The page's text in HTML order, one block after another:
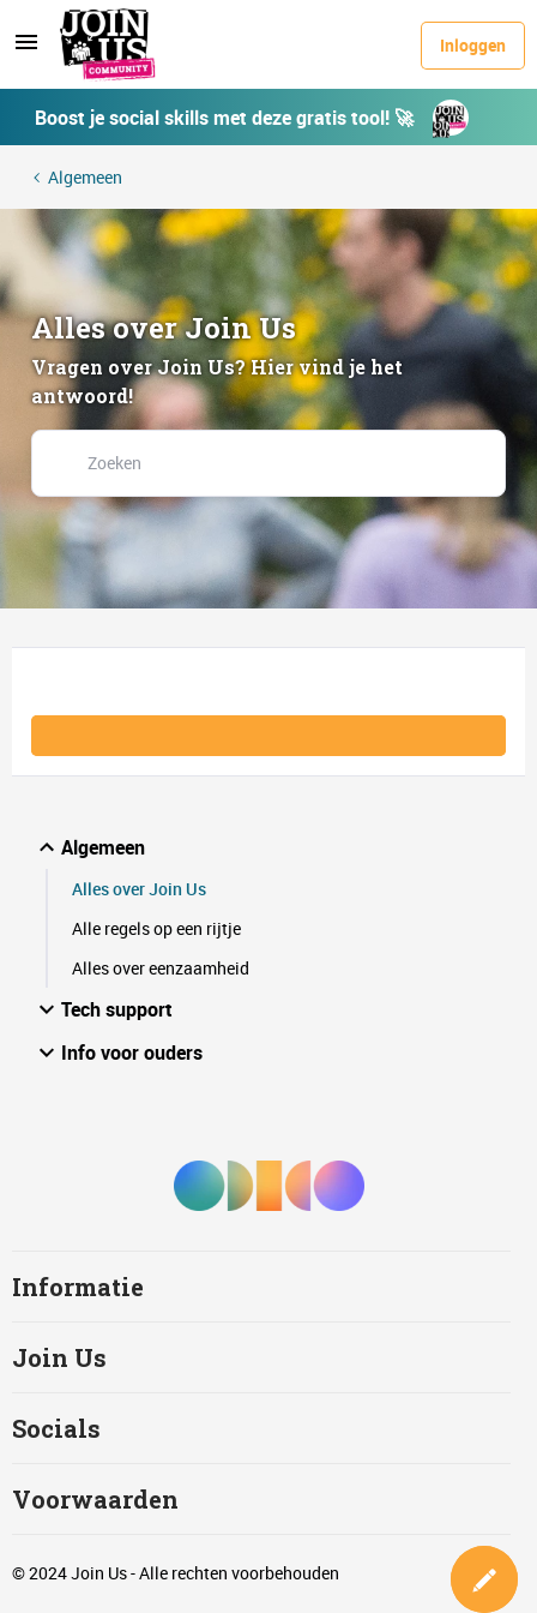
Inloggen
Boost je social skills met deze gratis tool! 🚀
Algemeen
Alles over Join Us
Vragen over Join Us? Hier vind je het
antwoord!
Algemeen
Alles over Join Us
Alle regels op een rijtje
Alles over eenzaamheid
Tech support
Info voor ouders
Informatie
Join Us
Socials
Voorwaarden
© 2024 Join Us - Alle rechten voorbehouden